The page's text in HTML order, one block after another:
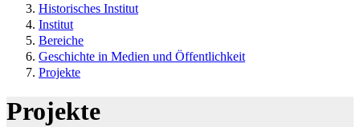
Historisches Institut
Institut
Bereiche
Geschichte in Medien und Öffentlichkeit
Projekte
Projekte